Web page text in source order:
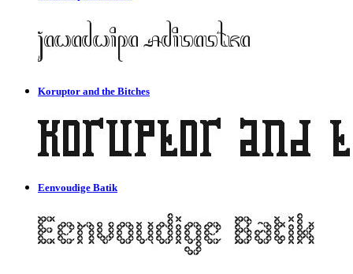
Koruptor and the Bitches
Eenvoudige Batik